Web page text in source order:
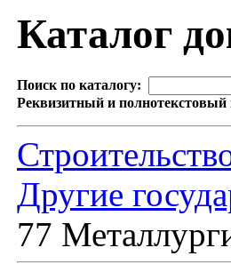
Каталог
Поиск по каталогу:
Реквизитный и полнотекстовый
Другие
77